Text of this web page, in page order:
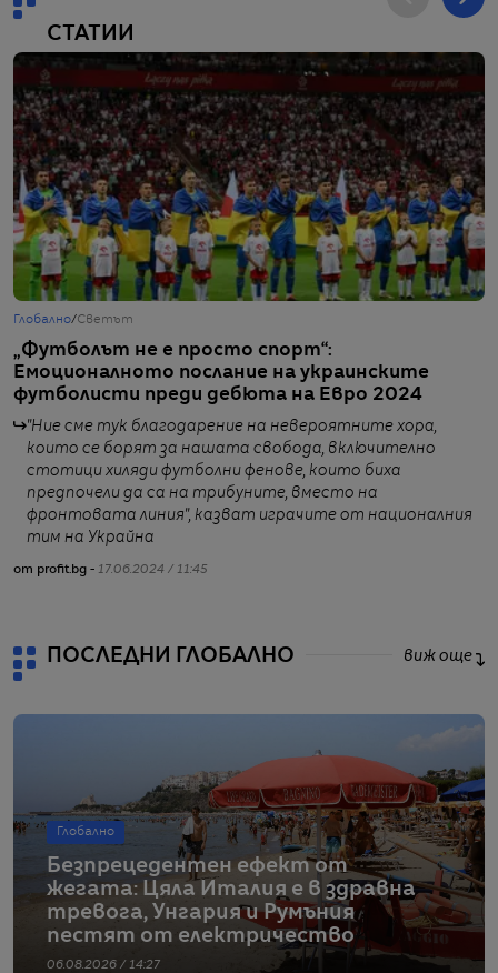
СТАТИИ
Глобално/Светът
„Футболът не е просто спорт“:
Емоционалното послание на украинските
футболисти преди дебюта на Евро 2024
"Ние сме тук благодарение на невероятните хора,
които се борят за нашата свобода, включително
стотици хиляди футболни фенове, които биха
предпочели да са на трибуните, вместо на
фронтовата линия", казват играчите от националния
тим на Украйна
от profit.bg - 17.06.2024 / 11:45
ПОСЛЕДНИ ГЛОБАЛНО виж още
Глобално
Безпрецедентен ефект от
жегата: Цяла Италия е в здравна
тревога, Унгария и Румъния
пестят от електричество
06.08.2026 / 14:27